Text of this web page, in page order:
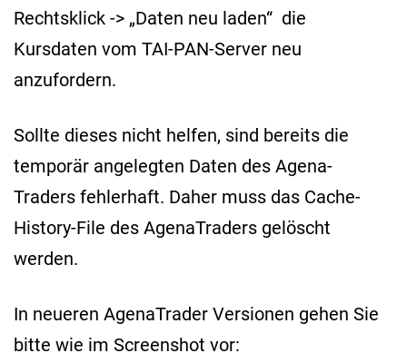
Rechtsklick -> „Daten neu laden“ die
Kursdaten vom TAI-PAN-Server neu
anzufordern.
Sollte dieses nicht helfen, sind bereits die
temporär angelegten Daten des Agena-
Traders fehlerhaft. Daher muss das Cache-
History-File des AgenaTraders gelöscht
werden.
In neueren AgenaTrader Versionen gehen Sie
bitte wie im Screenshot vor: